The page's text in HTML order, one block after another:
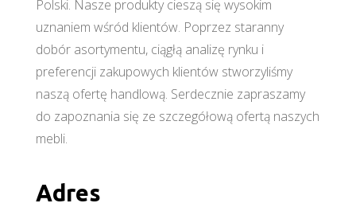
Polski. Nasze produkty cieszą się wysokim
uznaniem wśród klientów. Poprzez staranny
dobór asortymentu, ciągłą analizę rynku i
preferencji zakupowych klientów stworzyliśmy
naszą ofertę handlową. Serdecznie zapraszamy
do zapoznania się ze szczegółową ofertą naszych
mebli.
Adres